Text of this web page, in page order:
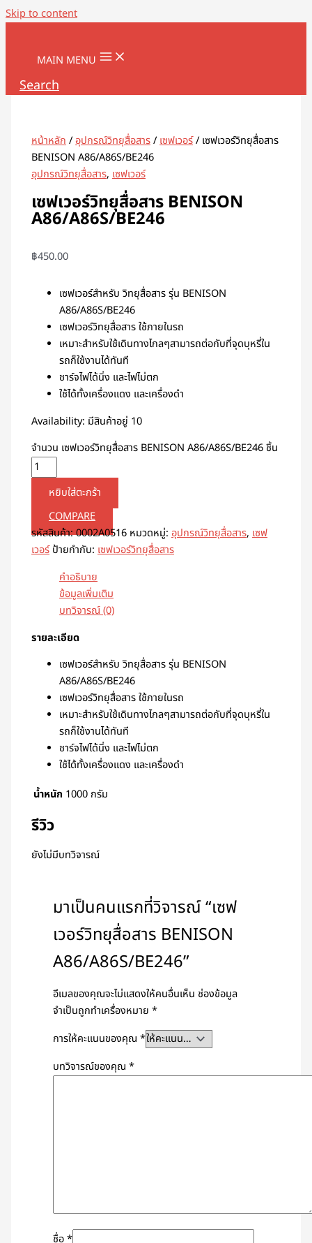
Skip to content
MAIN MENU
Search
หน้าหลัก/อุปกรณ์วิทยุสื่อสาร/เซฟเวอร์/ เซฟเวอร์วิทยุสื่อสาร
BENISON A86/A86S/BE246
อุปกรณ์วิทยุสื่อสาร,เซฟเวอร์
เซฟเวอร์วิทยุสื่อสาร BENISON
A86/A86S/BE246
฿450.00
เซฟเวอร์สำหรับ วิทยุสื่อสาร รุ่น BENISON
A86/A86S/BE246
เซฟเวอร์วิทยุสื่อสาร ใช้ภายในรถ
เหมาะสำหรับใช้เดินทางไกลๆสามารถต่อกับที่จุดบุหรี่ใน
รถก็ใช้งานได้ทันที
ชาร์จไฟได้นิ่ง และไฟไม่ตก
ใช้ได้ทั้งเครื่องแดง และเครื่องดำ
Availability: มีสินค้าอยู่ 10
จำนวน เซฟเวอร์วิทยุสื่อสาร BENISON A86/A86S/BE246 ชิ้น
หยิบใส่ตะกร้า
COMPARE
รหัสสินค้า:0002A0516 หมวดหมู่:อุปกรณ์วิทยุสื่อสาร,เซฟ
เวอร์ ป้ายกำกับ:เซฟเวอร์วิทยุสื่อสาร
คำอธิบาย
ข้อมูลเพิ่มเติม
บทวิจารณ์ (0)
รายละเอียด
เซฟเวอร์สำหรับ วิทยุสื่อสาร รุ่น BENISON
A86/A86S/BE246
เซฟเวอร์วิทยุสื่อสาร ใช้ภายในรถ
เหมาะสำหรับใช้เดินทางไกลๆสามารถต่อกับที่จุดบุหรี่ใน
รถก็ใช้งานได้ทันที
ชาร์จไฟได้นิ่ง และไฟไม่ตก
ใช้ได้ทั้งเครื่องแดง และเครื่องดำ
น้ำหนัก 1000 กรัม
รีวิว
ยังไม่มีบทวิจารณ์
มาเป็นคนแรกที่วิจารณ์ “เซฟ
เวอร์วิทยุสื่อสาร BENISON
A86/A86S/BE246”
อีเมลของคุณจะไม่แสดงให้คนอื่นเห็น ช่องข้อมูล
จำเป็นถูกทำเครื่องหมาย*
การให้คะแนนของคุณ*
บทวิจารณ์ของคุณ*
ชื่อ*